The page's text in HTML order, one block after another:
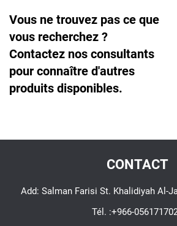
Vous ne trouvez pas ce que
vous recherchez ?
Contactez nos consultants
pour connaître d'autres
produits disponibles.
CONTACT
Add: Salman Farisi St. Khalidiyah Al-
Tél. :+966-